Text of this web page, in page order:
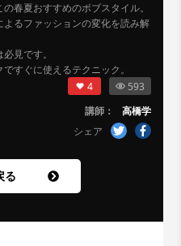
春夏おすすめのボブスタイル。
るファッションの変化を読み解
見です。
すぐに使えるテクニック。
4
593
講師：
高橋学
シェア
る